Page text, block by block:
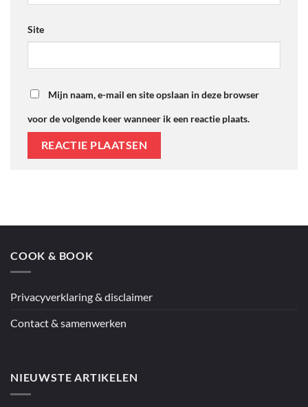
Site
Mijn naam, e-mail en site opslaan in deze browser
voor de volgende keer wanneer ik een reactie plaats.
COOK & BOOK
Privacyverklaring & disclaimer
Contact & samenwerken
NIEUWSTE ARTIKELEN